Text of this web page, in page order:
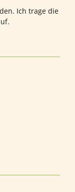
Ich trage die